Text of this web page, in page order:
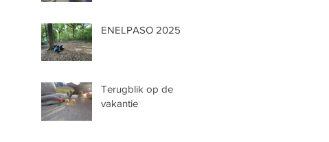
ENELPASO 2025
Terugblik op de
vakantie